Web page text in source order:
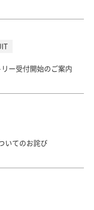
ー受付開始のご案内
いてのお詫び